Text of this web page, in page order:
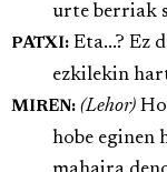
urte berriak
PATXI: Eta...? Ez
ezkilekin
MIREN: (Lehor)
hobe eginen